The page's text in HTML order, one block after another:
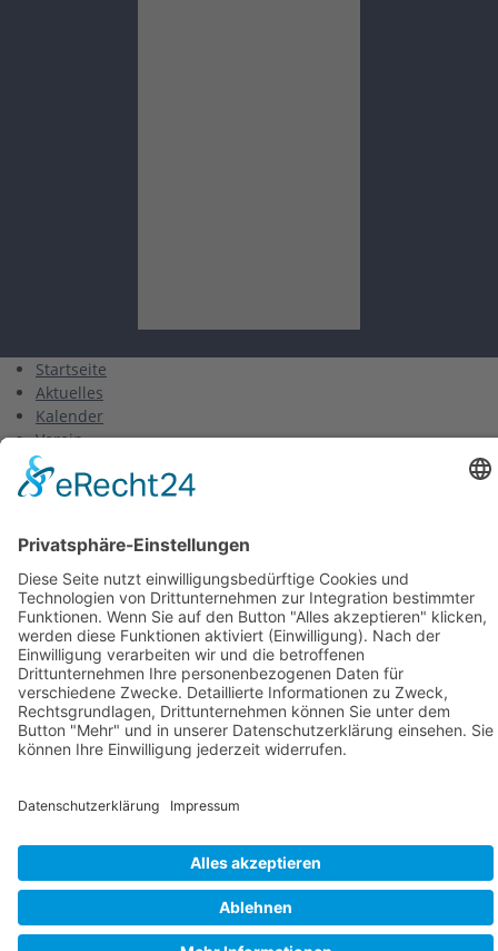
Startseite
Aktuelles
Kalender
Verein
Kurse
Training
Wettkampf
Sport
Fortgeschrittene
Fortgeschrittene 1
Fortgeschrittene 2
Fortgeschrittene 3
Anfänger
Masters
Triathlon
Wettkampf
Veranstaltungen